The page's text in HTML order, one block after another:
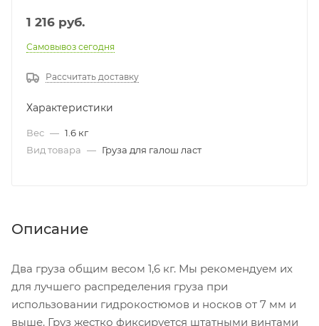
1 216 руб.
Самовывоз сегодня
Рассчитать доставку
Характеристики
Вес — 1.6 кг
Вид товара — Груза для галош ласт
Описание
Два груза общим весом 1,6 кг. Мы рекомендуем их
для лучшего распределения груза при
использовании гидрокостюмов и носков от 7 мм и
выше. Груз жестко фиксируется штатными винтами